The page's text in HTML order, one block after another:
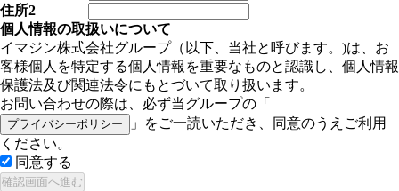
住所2
個人情報の取扱いについて
イマジン株式会社グループ（以下、当社と呼びます。)は、お
客様個人を特定する個人情報を重要なものと認識し、個人情報
保護法及び関連法令にもとづいて取り扱います。
お問い合わせの際は、必ず当グループの「
プライバシーポリシー
」をご一読いただき、同意のうえご利用
ください。
同意する